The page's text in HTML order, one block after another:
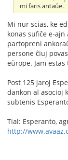
mi faris antaŭe.
Mi nur scias, ke
konas sufiĉe e-ajn
partopreni
persone ĉiuj
eŭrope. Jam
Post 125 jaroj
dankon al asocioj
subtenis
Tial: Esperanto,
http://